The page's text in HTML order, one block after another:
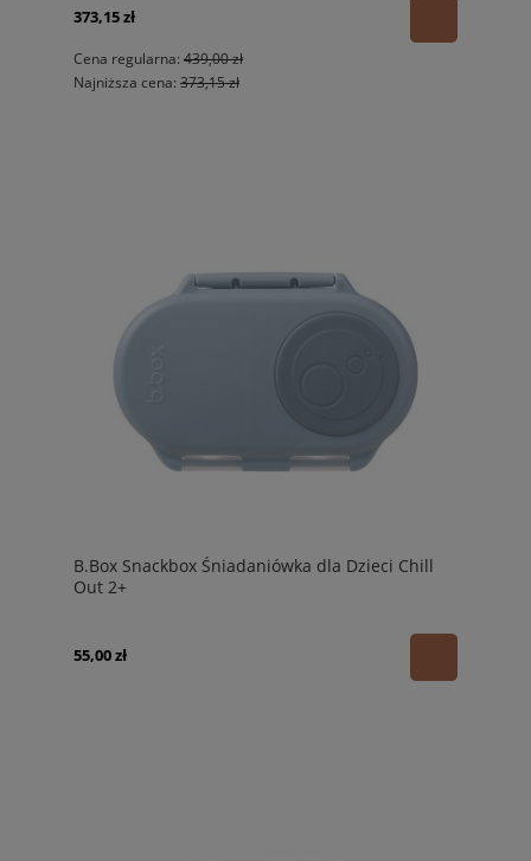
373,15 zł
Cena regularna: 439,00 zł
Najniższa cena: 373,15 zł
B.Box Snackbox Śniadaniówka dla Dzieci Chill
Out 2+
55,00 zł